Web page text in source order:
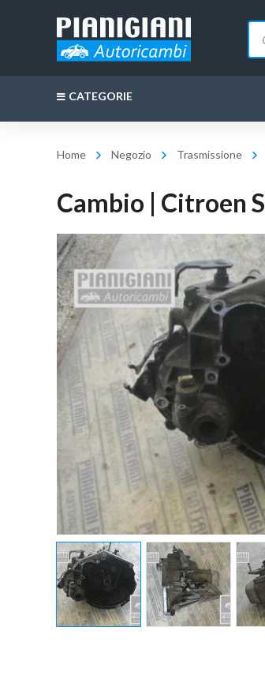
CATEGORIE
Home Negozio Trasmissione
Cambio | Citroen